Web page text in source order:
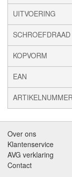
UITVOERING
SCHROEFDRAAD
KOPVORM
EAN
Over ons
Klantenservice
AVG verklaring
Contact